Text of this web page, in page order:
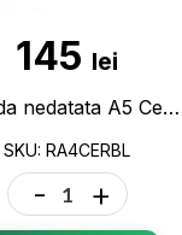
145 lei
Agenda nedatata A5 Cervino Albastra RA4CERBL
SKU: RA4CERBL
- +